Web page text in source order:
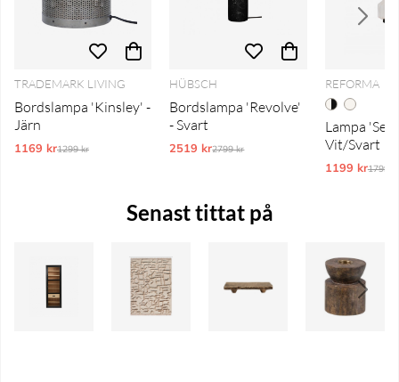
TRADEMARK LIVING
Bordslampa 'Kinsley' -
Järn
1169 krOrdinarie pris:
1299 kr
HÜBSCH
Bordslampa 'Revolve'
- Svart
2519 krOrdinarie pris:
2799 kr
REFORMA
Lampa
Vit/Svart
1199 kr1799 kr
Senast tittat på